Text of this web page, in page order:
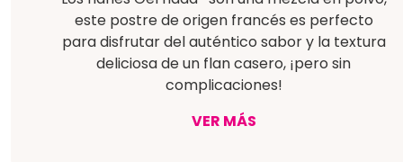
este postre de origen francés es perfecto
para disfrutar del auténtico sabor y la textura
deliciosa de un flan casero, ¡pero sin
complicaciones!
VER MÁS